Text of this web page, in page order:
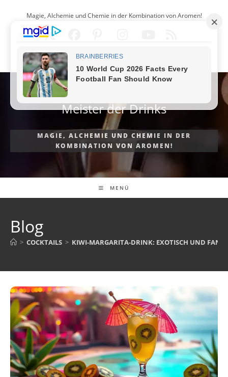
springen
Magie, Alchemie und Chemie in der Kombination von Aromen!
DEUTSCH
Meister der Drinks
MAGIE, ALCHEMIE UND CHEMIE IN DER
KOMBINATION VON AROMEN!
MENÜ
Blog
> COCKTAILS > KIWI-MARGARITA-DRINK: EXOTISCH UND